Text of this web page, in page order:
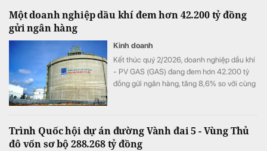
Một doanh nghiệp dầu khí đem hơn 42.200 tỷ đồng
gửi ngân hàng
Kinh doanh
Kết thúc quý 2/2026, doanh nghiệp dầu khí
- PV GAS (GAS) đang đem hơn 42.200 tỷ
đồng gửi ngân hàng, tăng 8,6% so với cùng
Trình Quốc hội dự án đường Vành đai 5 - Vùng Thủ
đô vốn sơ bộ 288.268 tỷ đồng